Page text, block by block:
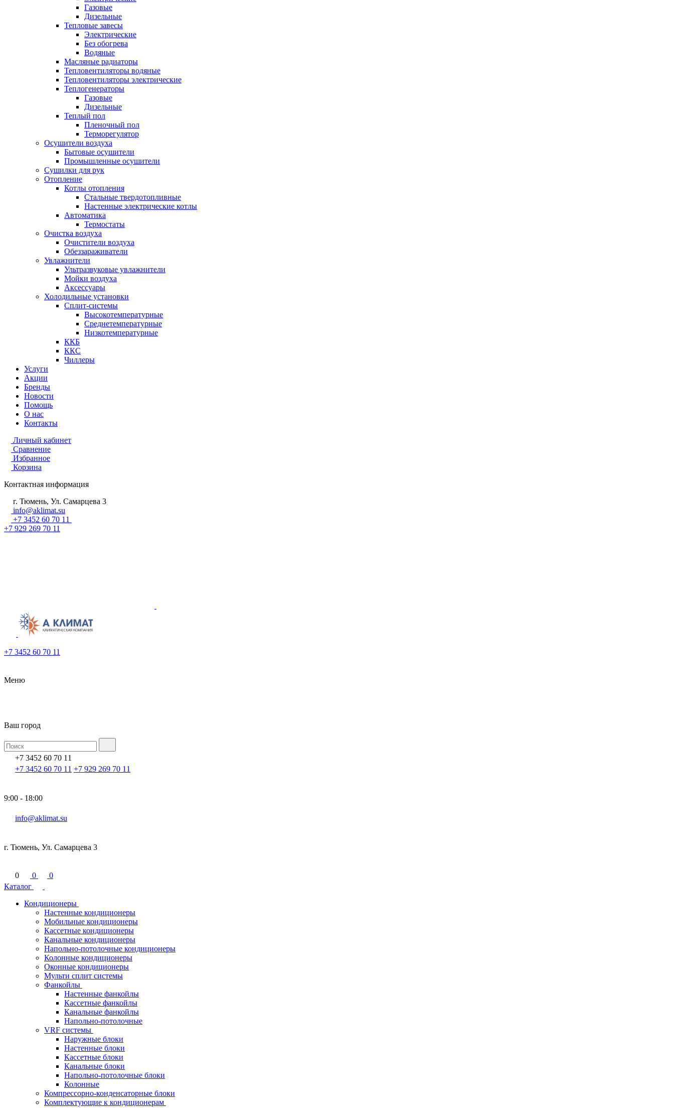
Газовые
Дизельные
Тепловые завесы
Электрические
Без обогрева
Водяные
Масляные радиаторы
Тепловентиляторы водяные
Тепловентиляторы электрические
Теплогенераторы
Газовые
Дизельные
Теплый пол
Пленочный пол
Терморегулятор
Осушители воздуха
Бытовые осушители
Промышленные осушители
Сушилки для рук
Отопление
Котлы отопления
Стальные твердотопливные
Настенные электрические котлы
Автоматика
Термостаты
Очистка воздуха
Очистители воздуха
Обеззараживатели
Увлажнители
Ультразвуковые увлажнители
Мойки воздуха
Аксессуары
Холодильные установки
Сплит-системы
Высокотемпературные
Среднетемпературные
Низкотемпературные
ККБ
ККС
Чиллеры
Услуги
Акции
Бренды
Новости
Помощь
О нас
Контакты
Личный кабинет
Сравнение
Избранное
Корзина
Контактная информация
г. Тюмень, Ул. Самарцева 3
info@aklimat.su
+7 3452 60 70 11
+7 929 269 70 11
+7 3452 60 70 11
Меню
Ваш город
+7 3452 60 70 11
+7 3452 60 70 11 +7 929 269 70 11
9:00 - 18:00
info@aklimat.su
г. Тюмень, Ул. Самарцева 3
0 0
0
Каталог
Кондиционеры
Настенные кондиционеры
Мобильные кондиционеры
Кассетные кондиционеры
Канальные кондиционеры
Напольно-потолочные кондиционеры
Колонные кондиционеры
Оконные кондиционеры
Мульти сплит системы
Фанкойлы
Настенные фанкойлы
Кассетные фанкойлы
Канальные фанкойлы
Напольно-потолочные
VRF системы
Наружные блоки
Настенные блоки
Кассетные блоки
Канальные блоки
Напольно-потолочные блоки
Колонные
Компрессорно-конденсаторные блоки
Комплектующие к кондиционерам